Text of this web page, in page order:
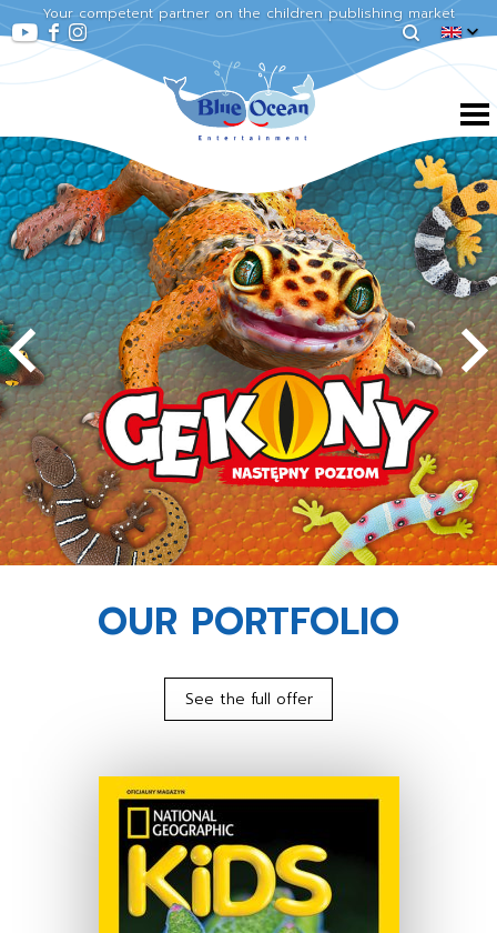
Your competent partner on the children publishing market
OUR PORTFOLIO
See the full offer